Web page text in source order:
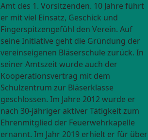
Amt des 1. Vorsitzenden. 10 Jahre führt
er mit viel Einsatz, Geschick und
Fingerspitzengefühl den Verein. Auf
seine Initiative geht die Gründung der
vereinseigenen Bläserschule zurück. In
seiner Amtszeit wurde auch der
Kooperationsvertrag mit dem
Schulzentrum zur Bläserklasse
geschlossen. Im Jahre 2012 wurde er
nach 30-jähriger aktiver Tätigkeit zum
Ehrenmitglied der Feuerwehrkapelle
ernannt. Im Jahr 2019 erhielt er für über